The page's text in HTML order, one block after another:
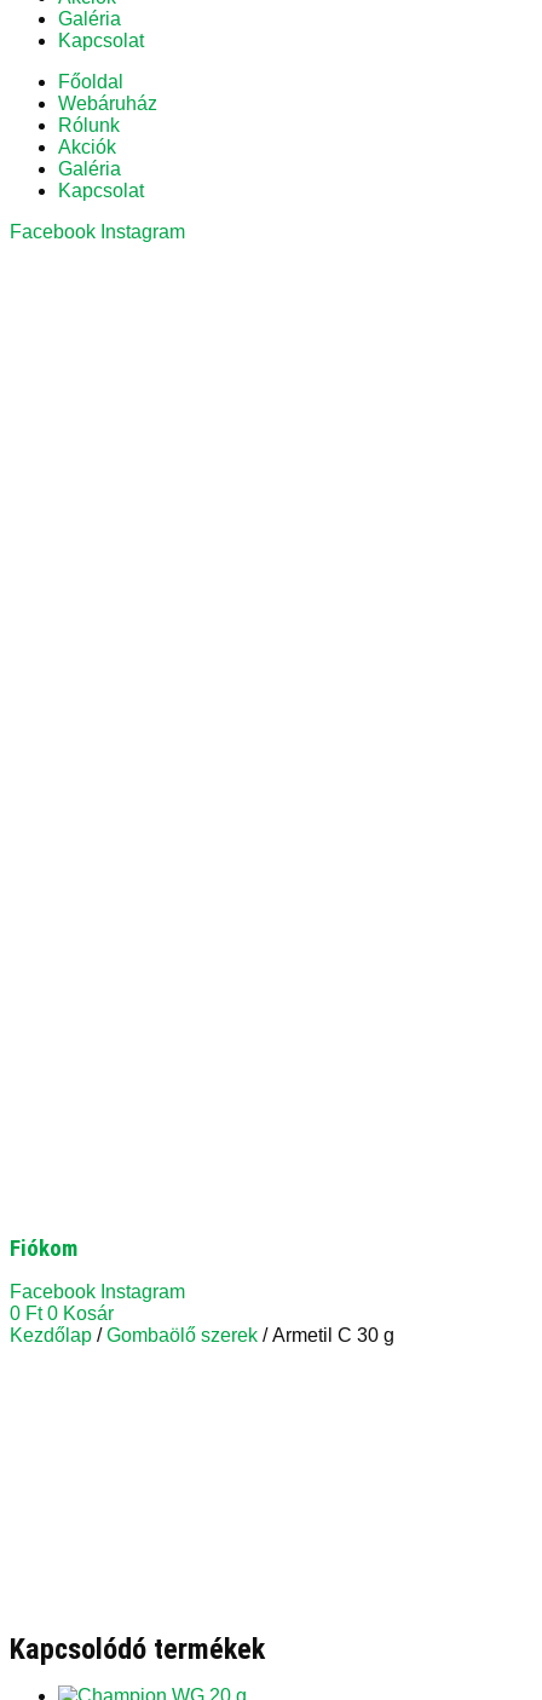
Galéria
Kapcsolat
Főoldal
Webáruház
Rólunk
Akciók
Galéria
Kapcsolat
Facebook Instagram
Fiókom
Facebook Instagram
0 Ft 0 Kosár
Kezdőlap /Gombaölő szerek / Armetil C 30 g
Kapcsolódó termékek